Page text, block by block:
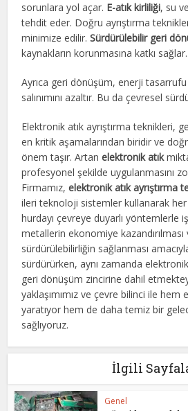
sorunlara yol açar. E-atık kirliliği, su
tehdit eder. Doğru ayrıştırma
minimize edilir.Sürdürülebilir geri
kaynakların korunmasına katkı sağlar.
Ayrıca geri dönüşüm, enerji
salınımını azaltır. Bu da çevresel
Elektronik atık ayrıştırma teknikleri,
en kritik aşamalarından biridir ve
önem taşır. Artanelektronik atık
profesyonel şekilde uygulanmasını
Firmamız,elektronik atık ayrıştırma
ileri teknoloji sistemler kullanarak
hurdayı çevreye duyarlı yöntemlerle
metallerin ekonomiye kazandırılması
sürdürülebilirliğin sağlanması
sürdürürken, aynı zamanda
geri dönüşüm zincirine dahil
yaklaşımımız ve çevre bilinci ile
yaratıyor hem de daha temiz bir
sağlıyoruz.
İlgili
Genel